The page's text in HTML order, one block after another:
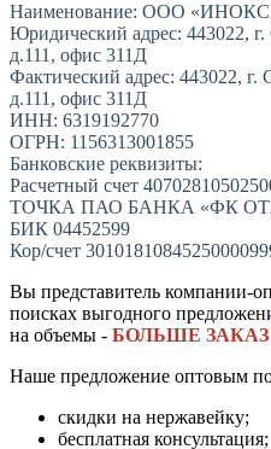
Наименование: ООО
Юридический адрес: 443022, г.
д.111, офис 311Д
Фактический адрес: 443022, г.
д.111, офис 311Д
ИНН: 6319192770
ОГРН: 1156313001855
Банковские реквизиты:
Расчетный счет
ТОЧКА ПАО БАНКА «ФК
БИК 04452599
Кор/счет
Вы представитель компании-
поисках выгодного
на объемы - БОЛЬШЕ
Наше предложение оптовым
скидки на нержавейку;
бесплатная консультация;